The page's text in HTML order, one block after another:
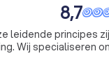
8,7
leidende principes
Wij specialiseren